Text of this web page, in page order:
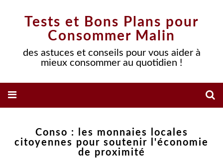
Tests et Bons Plans pour
Consommer Malin
des astuces et conseils pour vous aider à
mieux consommer au quotidien !
Conso : les monnaies locales
citoyennes pour soutenir l'économie
de proximité